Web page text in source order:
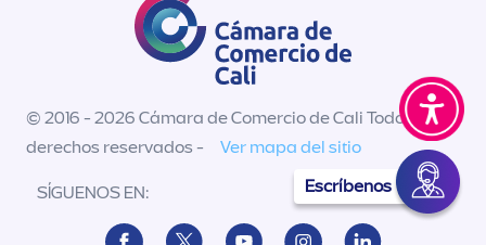
Escríbenos
© 2016 - 2026 Cámara de Comercio de Cali Todos los
derechos reservados -
Ver mapa del sitio
SÍGUENOS EN: